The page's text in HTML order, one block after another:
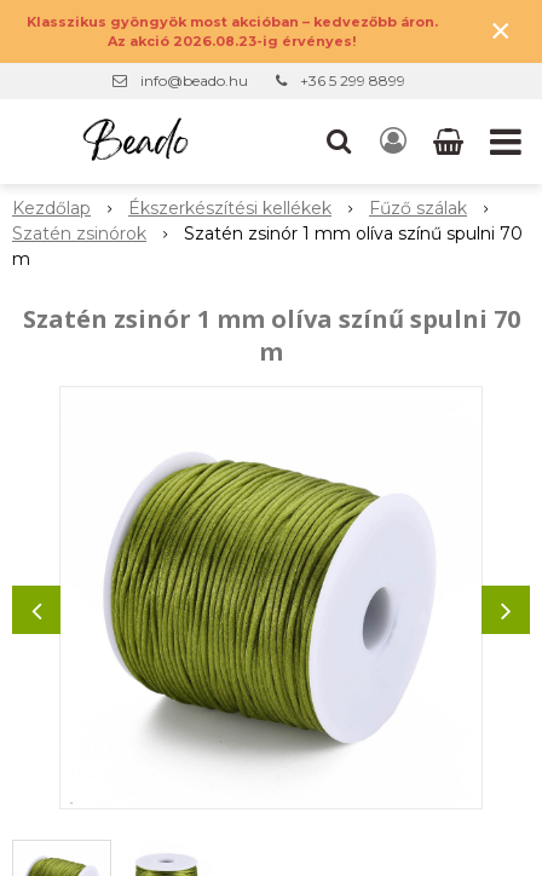
Klasszikus gyöngyök most akcióban – kedvezőbb áron.
Az akció 2026.08.23-ig érvényes!
×
info@beado.hu +36 5 299 8899
Kezdőlap Ékszerkészítési kellékek
Fűző szálak
Szatén zsinórok
Szatén zsinór 1 mm olíva színű spulni 70
m
Szatén zsinór 1 mm olíva színű spulni 70
m